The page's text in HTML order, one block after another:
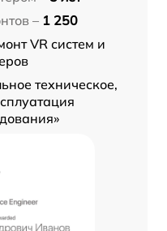
– 1 250
VR систем и
техническое,